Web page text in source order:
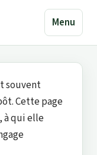
Menu
souvent
Cette page
à qui elle